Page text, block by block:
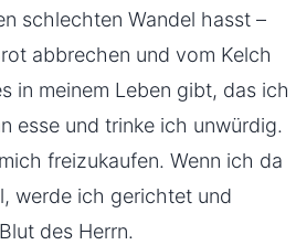
schlechten Wandel hasst –
abbrechen und vom Kelch
in meinem Leben gibt, das ich
esse und trinke ich unwürdig.
freizukaufen. Wenn ich da
werde ich gerichtet und
des Herrn.